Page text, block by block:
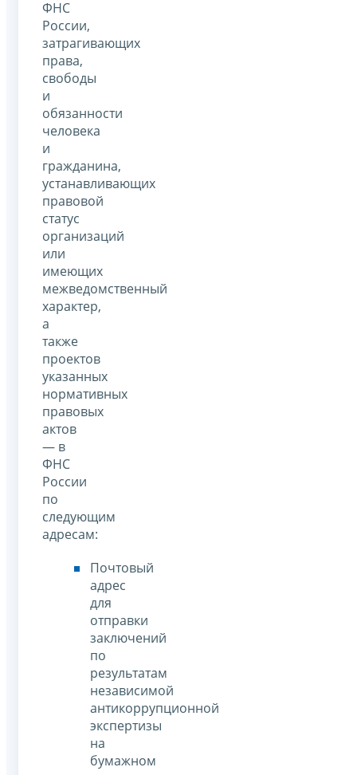
ФНС
России,
затрагивающих
права,
свободы
и
обязанности
человека
и
гражданина,
устанавливающих
правовой
статус
организаций
или
имеющих
межведомственный
характер,
а
также
проектов
указанных
нормативных
правовых
актов
— в
ФНС
России
по
следующим
адресам:
Почтовый
адрес
для
отправки
заключений
по
результатам
независимой
антикоррупционной
экспертизы
на
бумажном